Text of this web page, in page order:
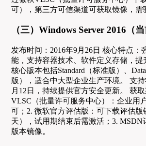
可），第三方可信渠道可获取镜像，需
（三）Windows Server 2016（
发布时间：2016年9月26日 核心特点：
能，支持容器技术、软件定义存储，
核心版本包括Standard（标准版）、
版），适合中大型企业生产环境。 支
月12日，持续提供官方安全更新。 获
VLSC（批量许可服务中心）：企业用
可；2. 微软官方评估版：可下载评估版
天），试用期结束后需激活；3.
版本镜像。